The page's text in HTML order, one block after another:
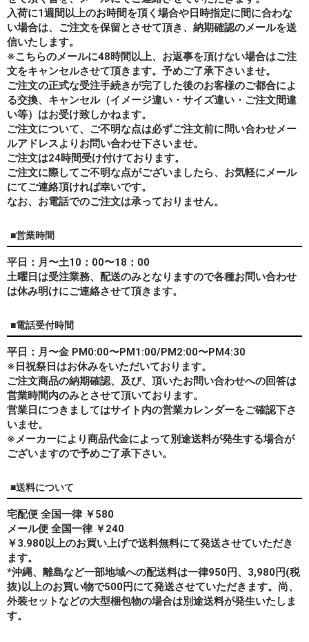
入荷に1週間以上のお時間を頂く場合や日時指定に間に合わな
い場合は、ご注文を保留とさせて頂き、納期確認のメールを送
信いたします。
※こちらのメールに48時間以上、お返事を頂けない場合はご注
文をキャンセルさせて頂きます。予めご了承下さいませ。
ご注文の正式な受注手続きが完了した後のお客様のご都合によ
る交換、キャンセル（イメージ違い・サイズ違い・ご注文間違
い等）はお受け致しかねます。
ご注文について、ご不明な点は必ずご注文前に問い合わせメー
ルアドレスよりお問い合わせ下さいませ。
ご注文は24時間受け付けております。
ご注文に際してご不明な点がございましたら、お気軽にメール
にてご連絡頂ければ幸いです。
なお、 お電話でのご注文は承っておりません。
■営業時間
平日：月〜土10：00〜18：00
土曜日は受注業務、配送のみとなりますので各種お問い合わせ
は休み明けにご連絡させて頂きます。
■電話受付時間
平日：月〜金 PM0:00〜PM1:00/PM2:00〜PM4:30
※日祝祭日はお休みをいただいております。
ご注文商品の納期確認、及び、頂いたお問い合わせへの回答は
営業時間内のみとさせて頂いております。
営業日につきましてはサイト内の営業カレンダーをご確認下さ
いませ。
※メーカーにより商品代金によって別途送料が発生する場合が
ございますので予めご了承下さい。
■送料について
宅配便 全国一律 ￥580
メール便 全国一律 ￥240
￥3.980以上のお買い上げで送料無料にて発送させていただき
ます。
*沖縄、離島など一部地域への配送料は一律950円、3,980円(税
抜)以上のお買い物で500円にて発送させていただきます。尚、
外装セットなどの大型梱包物の場合は別途送料が発生いたしま
す。